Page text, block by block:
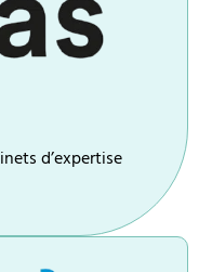
d’expertise